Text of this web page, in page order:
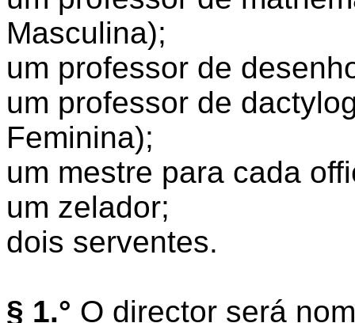
Masculina);
um professor de
um professor de
Feminina);
um mestre para cada
um zelador;
dois serventes.
§ 1.° O director será